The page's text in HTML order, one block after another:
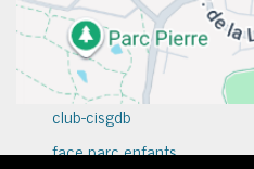
club-cisgdb
face parc enfants